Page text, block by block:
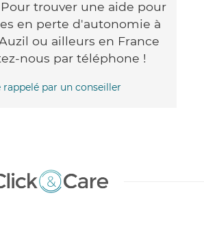
trouver une aide pour
en perte d'autonomie à
ou ailleurs en France
nous par téléphone !
rappelé par un conseiller